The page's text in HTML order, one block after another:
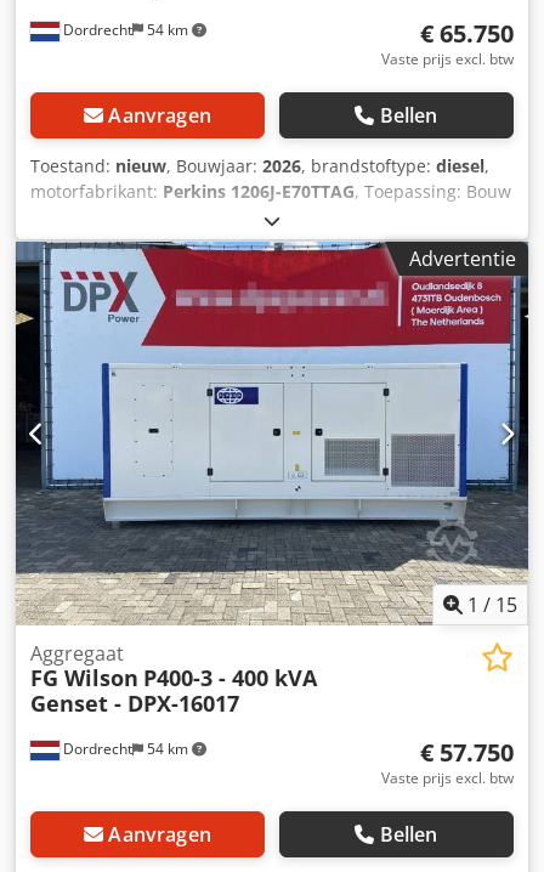
Dordrecht 54 km € 65.750
Vaste prijs excl. btw
Aanvragen Bellen
Toestand: nieuw, Bouwjaar: 2026, brandstoftype: diesel,
motorfabrikant: Perkins 1206J-E70TTAG, Toepassing: Bouw
Leeggewicht: 3.651 kg Generatorvermogen: 200 kVA
Afmetingen laadruimte: 409 x 142 x 237 cm CE-markering:
ja Emissieniveau: Stage V / Tier IV final Djdpfox S Umvox
Acajkr Watertankinhoud: 822 l Land van productie: CN
Neem contact op met Team DPX voor meer informatie. =
Extra opties en accessoires = - Accu - Bedieningspaneel -
Stalen dak - Tankwagen
Advertentie
1 / 15
Dordrecht 54 km
Aggregaat
FG Wilson P400-3 - 400 kVA
Genset - DPX-16017
€ 57.750
Vaste prijs excl. btw
Aanvragen Bellen